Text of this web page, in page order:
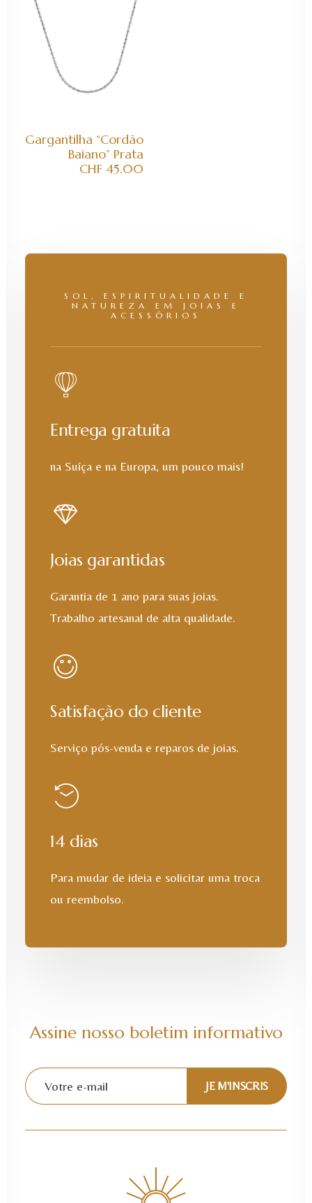
ADICIONAR AO CARRINHO
Gargantilha “cordão
Baiano” Prata
CHF 45.00
SOL, ESPIRITUALIDADE E
NATUREZA EM JOIAS E
ACESSÓRIOS
Entrega gratuita
na Suíça e na Europa, um pouco mais!
Joias garantidas
Garantia de 1 ano para suas joias.
Trabalho artesanal de alta qualidade.
Satisfação do cliente
Serviço pós-venda e reparos de joias.
14 dias
Para mudar de ideia e solicitar uma troca
ou reembolso.
Assine nosso boletim informativo